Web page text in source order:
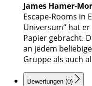
James Hamer-
Escape-Rooms in
Universum“ hat
Papier gebracht.
an jedem
Gruppe als auch
Bewertungen (0)